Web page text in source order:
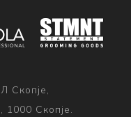
Скопје,
1000 Скопје.